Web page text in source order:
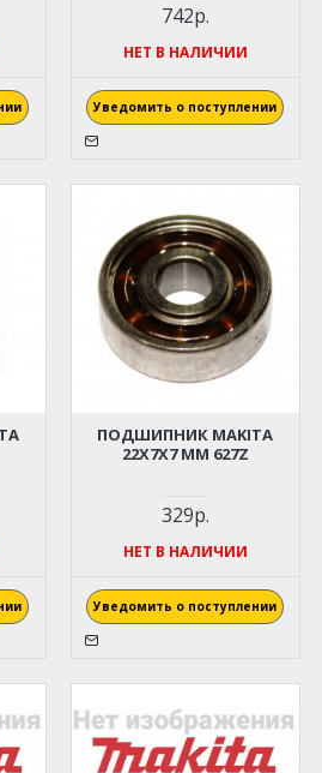
742р.
НЕТ В НАЛИЧИИ
Уведомить о поступлении
ПОДШИПНИК MAKITA
22Х7Х7 ММ 627Z
329р.
НЕТ В НАЛИЧИИ
Уведомить о поступлении